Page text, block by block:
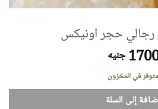
حجر اونيكس
جنيه
متوفر في المخزون
إلى السلة